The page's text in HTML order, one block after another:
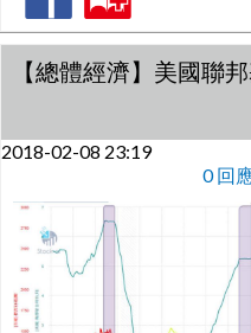
【總體經濟】美國聯
2018-02-08 23:19
0回